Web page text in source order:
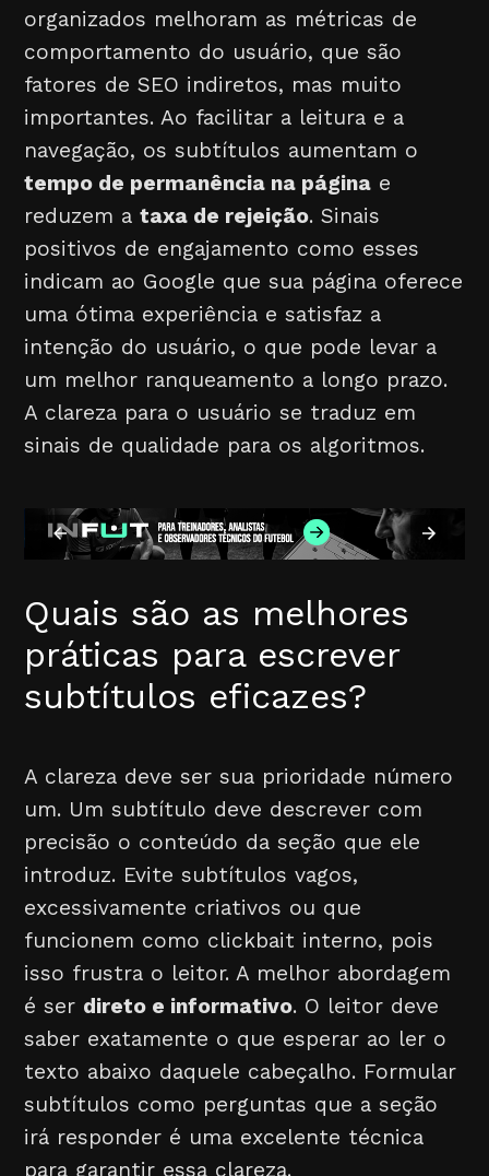
organizados melhoram as métricas de
comportamento do usuário, que são
fatores de SEO indiretos, mas muito
importantes. Ao facilitar a leitura e a
navegação, os subtítulos aumentam o
tempo de permanência na página e
reduzem ataxa de rejeição. Sinais
positivos de engajamento como esses
indicam ao Google que sua página oferece
uma ótima experiência e satisfaz a
intenção do usuário, o que pode levar a
um melhor ranqueamento a longo prazo.
A clareza para o usuário se traduz em
sinais de qualidade para os algoritmos.
Quais são as melhores
práticas para escrever
subtítulos eficazes?
A clareza deve ser sua prioridade número
um. Um subtítulo deve descrever com
precisão o conteúdo da seção que ele
introduz. Evite subtítulos vagos,
excessivamente criativos ou que
funcionem como clickbait interno, pois
isso frustra o leitor. A melhor abordagem
é ser direto e informativo. O leitor deve
saber exatamente o que esperar ao ler o
texto abaixo daquele cabeçalho. Formular
subtítulos como perguntas que a seção
irá responder é uma excelente técnica
para garantir essa clareza.